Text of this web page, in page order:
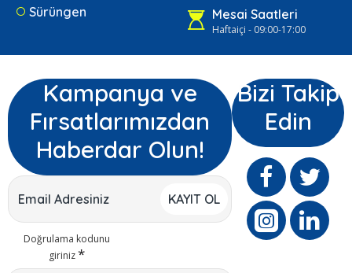
Sürüngen
Mesai Saatleri
Haftaiçi - 09:00-17:00
Kampanya ve
Fırsatlarımızdan
Haberdar Olun!
KAYIT OL
Doğrulama kodunu
giriniz
Bizi Takip
Edin